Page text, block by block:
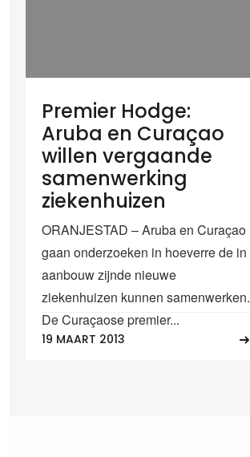
Premier Hodge:
Aruba en Curaçao
willen vergaande
samenwerking
ziekenhuizen
ORANJESTAD – Aruba en Curaçao
gaan onderzoeken in hoeverre de in
aanbouw zijnde nieuwe
ziekenhuizen kunnen samenwerken.
De Curaçaose premier...
19 MAART 2013